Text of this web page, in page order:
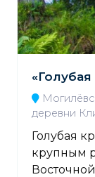
деревни
Голубая
крупным